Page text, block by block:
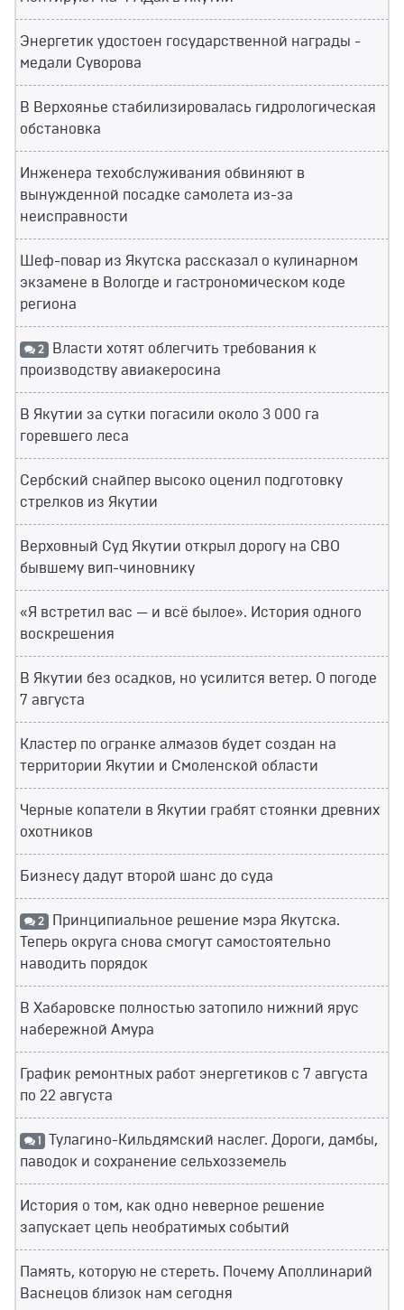
Энергетик удостоен государственной награды -
медали Суворова
В Верхоянье стабилизировалась гидрологическая
обстановка
Инженера техобслуживания обвиняют в
вынужденной посадке самолета из-за
неисправности
Шеф-повар из Якутска рассказал о кулинарном
экзамене в Вологде и гастрономическом коде
региона
2 Власти хотят облегчить требования к
производству авиакеросина
В Якутии за сутки погасили около 3 000 га
горевшего леса
Сербский снайпер высоко оценил подготовку
стрелков из Якутии
Верховный Суд Якутии открыл дорогу на СВО
бывшему вип-чиновнику
«Я встретил вас — и всё былое». История одного
воскрешения
В Якутии без осадков, но усилится ветер. О погоде
7 августа
Кластер по огранке алмазов будет создан на
территории Якутии и Смоленской области
Черные копатели в Якутии грабят стоянки древних
охотников
Бизнесу дадут второй шанс до суда
2 Принципиальное решение мэра Якутска.
Теперь округа снова смогут самостоятельно
наводить порядок
В Хабаровске полностью затопило нижний ярус
набережной Амура
График ремонтных работ энергетиков с 7 августа
по 22 августа
1 Тулагино-Кильдямский наслег. Дороги, дамбы,
паводок и сохранение сельхозземель
История о том, как одно неверное решение
запускает цепь необратимых событий
Память, которую не стереть. Почему Аполлинарий
Васнецов близок нам сегодня